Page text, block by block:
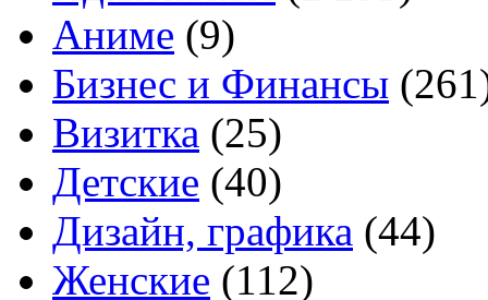
Аниме (9)
Бизнес и Финансы
Визитка (25)
Детские (40)
Дизайн, графика (44)
Женские (112)